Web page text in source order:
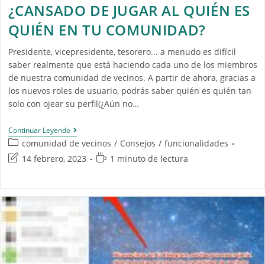
¿CANSADO DE JUGAR AL QUIÉN ES
QUIÉN EN TU COMUNIDAD?
Presidente, vicepresidente, tesorero... a menudo es difícil
saber realmente que está haciendo cada uno de los miembros
de nuestra comunidad de vecinos. A partir de ahora, gracias a
los nuevos roles de usuario, podrás saber quién es quién tan
solo con ojear su perfil(¿Aún no…
Continuar Leyendo
comunidad de vecinos / Consejos / funcionalidades
14 febrero, 2023
1 minuto de lectura